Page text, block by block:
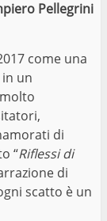
Pellegrini
come una
un
di
“Riflessi di
di
scatto è un